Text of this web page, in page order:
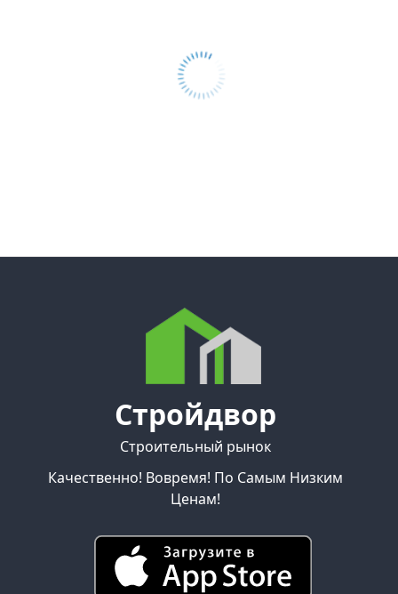
Стройдвор
Строительный рынок
Качественно! Вовремя! По Самым Низким
Ценам!